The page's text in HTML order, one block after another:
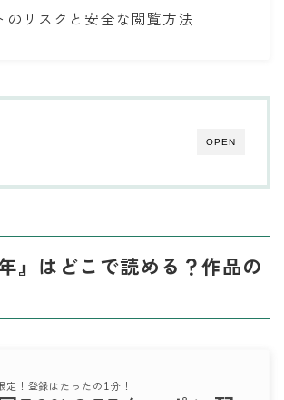
のリスクと安全な閲覧方法
OPEN
』はどこで読める？作品の
定！登録はたったの1分！